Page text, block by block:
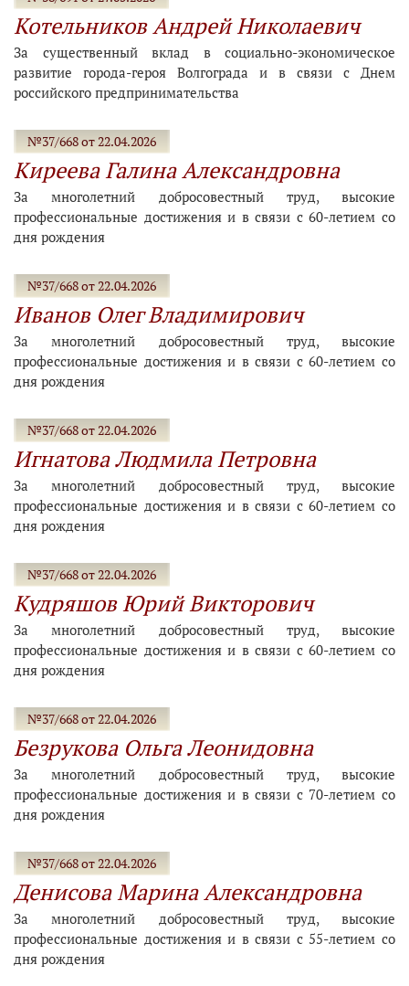
Котельников Андрей Николаевич
За существенный вклад в социально-экономическое
развитие города-героя Волгограда и в связи с Днем
российского предпринимательства
№37/668 от 22.04.2026
Киреева Галина Александровна
За многолетний добросовестный труд, высокие
профессиональные достижения и в связи с 60-летием со
дня рождения
№37/668 от 22.04.2026
Иванов Олег Владимирович
За многолетний добросовестный труд, высокие
профессиональные достижения и в связи с 60-летием со
дня рождения
№37/668 от 22.04.2026
Игнатова Людмила Петровна
За многолетний добросовестный труд, высокие
профессиональные достижения и в связи с 60-летием со
дня рождения
№37/668 от 22.04.2026
Кудряшов Юрий Викторович
За многолетний добросовестный труд, высокие
профессиональные достижения и в связи с 60-летием со
дня рождения
№37/668 от 22.04.2026
Безрукова Ольга Леонидовна
За многолетний добросовестный труд, высокие
профессиональные достижения и в связи с 70-летием со
дня рождения
№37/668 от 22.04.2026
Денисова Марина Александровна
За многолетний добросовестный труд, высокие
профессиональные достижения и в связи с 55-летием со
дня рождения